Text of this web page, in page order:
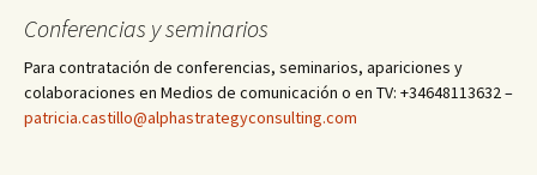
Conferencias y seminarios
Para contratación de conferencias, seminarios, apariciones y
colaboraciones en Medios de comunicación o en TV: +34648113632 –
patricia.castillo@alphastrategyconsulting.com